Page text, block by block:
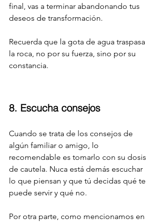
final, vas a terminar abandonando tus
deseos de transformación.
Recuerda que la gota de agua traspasa
la roca, no por su fuerza, sino por su
constancia.
8. Escucha consejos
Cuando se trata de los consejos de
algún familiar o amigo, lo
recomendable es tomarlo con su dosis
de cautela. Nuca está demás escuchar
lo que piensan y que tú decidas qué te
puede servir y qué no.
Por otra parte, como mencionamos en